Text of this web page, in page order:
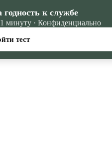
к службе
1 минуту · Конфиденциально
тест